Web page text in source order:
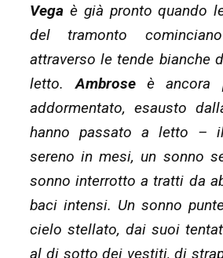
Vega è già pronto quando
del tramonto
attraverso le tende bianche
letto.Ambroseè ancora
addormentato, esausto
hanno passato a letto –
sereno in mesi, un sonno
sonno interrotto a tratti da
baci intensi. Un sonno
cielo stellato, dai suoi
al di sotto dei vestiti, di